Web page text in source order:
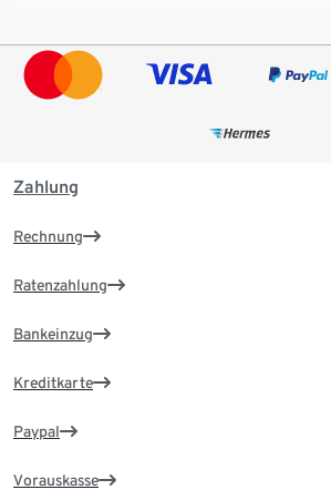
Zahlung
Rechnung
Ratenzahlung
Bankeinzug
Kreditkarte
Paypal
Vorauskasse